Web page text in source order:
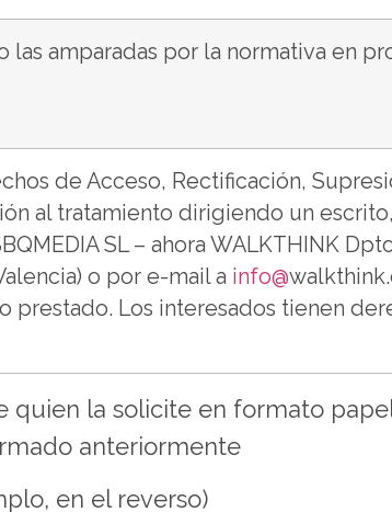
las amparadas por la normativa en
de Acceso, Rectificación,
al tratamiento dirigiendo un
SL – ahora WALKTHINK
o por e-mail a info@
Los interesados tienen
la solicite en formato
anteriormente
en el reverso)